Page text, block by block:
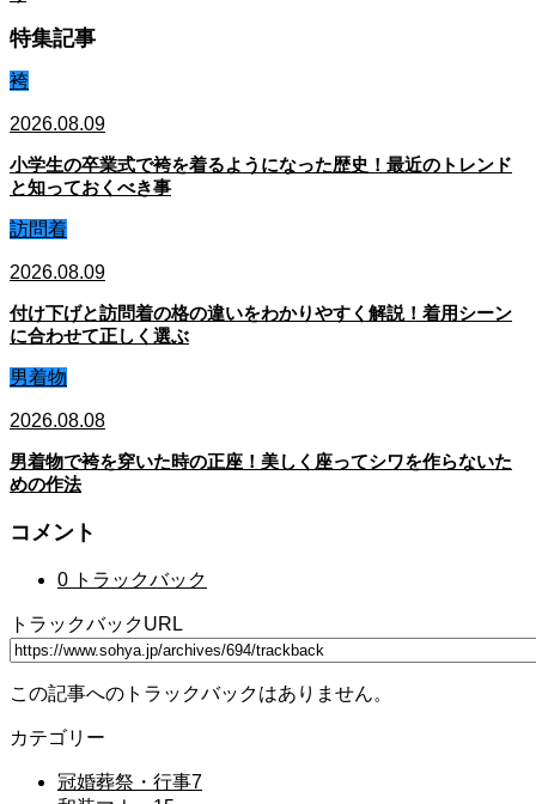
特集記事
袴
2026.08.09
小学生の卒業式で袴を着るようになった歴史！最近のトレンド
と知っておくべき事
訪問着
2026.08.09
付け下げと訪問着の格の違いをわかりやすく解説！着用シーン
に合わせて正しく選ぶ
男着物
2026.08.08
男着物で袴を穿いた時の正座！美しく座ってシワを作らないた
めの作法
コメント
0 トラックバック
トラックバックURL
この記事へのトラックバックはありません。
カテゴリー
冠婚葬祭・行事7